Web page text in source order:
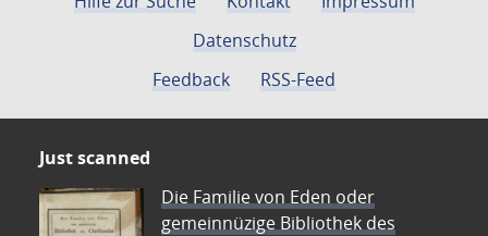
Datenschutz
Feedback
RSS-Feed
Just scanned
Die Familie von Eden oder
gemeinnüzige Bibliothek des